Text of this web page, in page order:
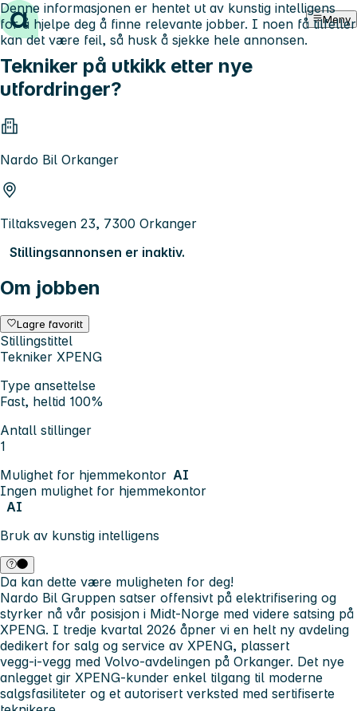
Hopp til innhold Meny
Tekniker på utkikk etter nye
utfordringer?
Nardo Bil Orkanger
Tiltaksvegen 23, 7300 Orkanger
Stillingsannonsen er inaktiv.
Om jobben
Lagre favoritt
Stillingstittel
Tekniker XPENG
Type ansettelse
Fast, heltid 100%
Antall stillinger
1
Mulighet for hjemmekontor AI
Ingen mulighet for hjemmekontor
AI
Bruk av kunstig intelligens
Denne informasjonen er hentet ut av kunstig intelligens
for å hjelpe deg å finne relevante jobber. I noen få tilfeller
kan det være feil, så husk å sjekke hele annonsen.
Da kan dette være muligheten for deg!
Nardo Bil Gruppen satser offensivt på elektrifisering og
styrker nå vår posisjon i Midt-Norge med videre satsing på
XPENG. I tredje kvartal 2026 åpner vi en helt ny avdeling
dedikert for salg og service av XPENG, plassert
vegg‑i‑vegg med Volvo‑avdelingen på Orkanger. Det nye
anlegget gir XPENG‑kunder enkel tilgang til moderne
salgsfasiliteter og et autorisert verksted med sertifiserte